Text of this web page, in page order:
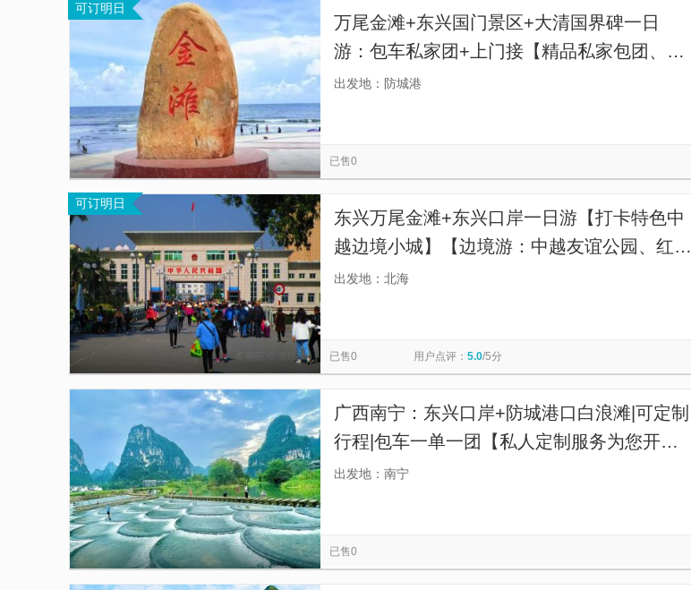
可订明日
万尾金滩+东兴国门景区+大清国界碑一日
游：包车私家团+上门接【精品私家包团、中
国司机兼导游贴心服务，上门专车接送，行程
出发地：防城港
已售0
可订明日
东兴万尾金滩+东兴口岸一日游【打卡特色中
越边境小城】【边境游：中越友谊公园、红旗
街、边境口岸、大清国五号界碑、北仑河】
出发地：北海
已售0 用户点评： 5.0/5分
广西南宁：东兴口岸+防城港口白浪滩|可定制
行程|包车一单一团【私人定制服务为您开启
便捷之旅】
出发地：南宁
已售0